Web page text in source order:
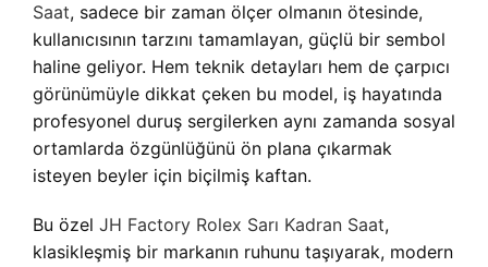
Saat, sadece bir zaman ölçer olmanın ötesinde,
kullanıcısının tarzını tamamlayan, güçlü bir sembol
haline geliyor. Hem teknik detayları hem de çarpıcı
görünümüyle dikkat çeken bu model, iş hayatında
profesyonel duruş sergilerken aynı zamanda sosyal
ortamlarda özgünlüğünü ön plana çıkarmak
isteyen beyler için biçilmiş kaftan.
Bu özel JH Factory Rolex Sarı Kadran Saat,
klasikleşmiş bir markanın ruhunu taşıyarak, modern